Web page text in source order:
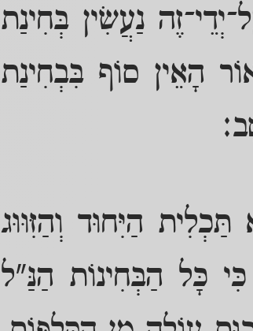
נַעֲשִׂין בְּחִינַת
הָאֵין סוֹף בִּבְחִינַת
הַיִּחוּד וְהַזִּוּוּג
כָּל הַבְּחִינוֹת הַנַּ"ל